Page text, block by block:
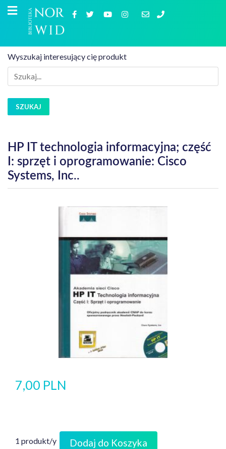
Wyszukaj interesujący cię produkt
SZUKAJ
HP IT technologia informacyjna; część
I: sprzęt i oprogramowanie: Cisco
Systems, Inc..
7,00 PLN
1 produkt/y Dodaj do Koszyka